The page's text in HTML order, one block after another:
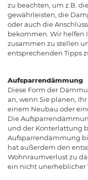
zu beachten, um z.B.
gewährleisten, die
oder auch die
bekommen. Wir helfen
zusammen zu stellen
entsprechenden Tipps
Aufsparrendämmung
Diese Form der
an, wenn Sie planen,
einem Neubau oder
Die
und der Konterlattung
Aufsparrendämmung
hat außerdem den
Wohnraumverlust zu
ein nicht unerheblicher